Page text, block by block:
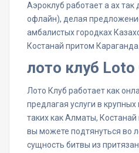
Аэроклуб работает а ах
офлайн), делая
амбалистых городках
Костанай притом Караганда.
лото клуб Loto
Лото Клуб работает как
предлагая услуги в крупных
таких как Алматы,
вы можете подтянуться во
сущность битвы из